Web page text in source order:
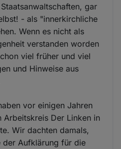
gar
- als "innerkirchliche
Wenn es nicht als
verstanden worden
viel früher und viel
und Hinweise aus
vor einigen Jahren
Der Linken in
Wir dachten damals,
der Aufklärung für die